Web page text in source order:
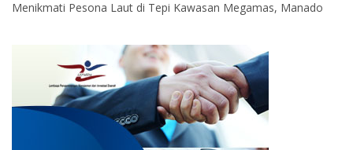
Menikmati Pesona Laut di Tepi Kawasan Megamas, Manado